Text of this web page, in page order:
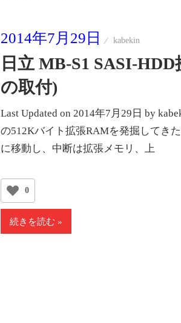
2014年7月29日 kabekin
日立 MB-S1 SASI-
の取付)
Last Updated on 2014年7月29日 by
の512Kバイト拡張RAMを発掘してき
に移動し、中断は拡張メモリ、上
0
続きを読む